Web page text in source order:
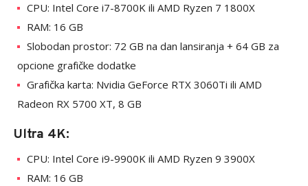
CPU: Intel Core i7-8700K ili AMD Ryzen 7 1800X
RAM: 16 GB
Slobodan prostor: 72 GB na dan lansiranja + 64 GB za
opcione grafičke dodatke
Grafička karta: Nvidia GeForce RTX 3060Ti ili AMD
Radeon RX 5700 XT, 8 GB
Ultra 4K:
CPU: Intel Core i9-9900K ili AMD Ryzen 9 3900X
RAM: 16 GB